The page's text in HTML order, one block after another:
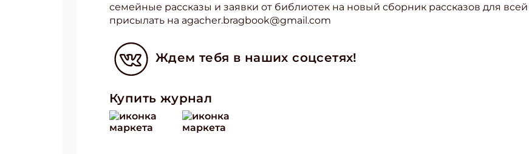
семейные рассказы и заявки от библиотек на новый сборник рассказов для
присылать на agacher.bragbook@gmail.com
Ждем тебя в наших соцсетях!
Купить журнал